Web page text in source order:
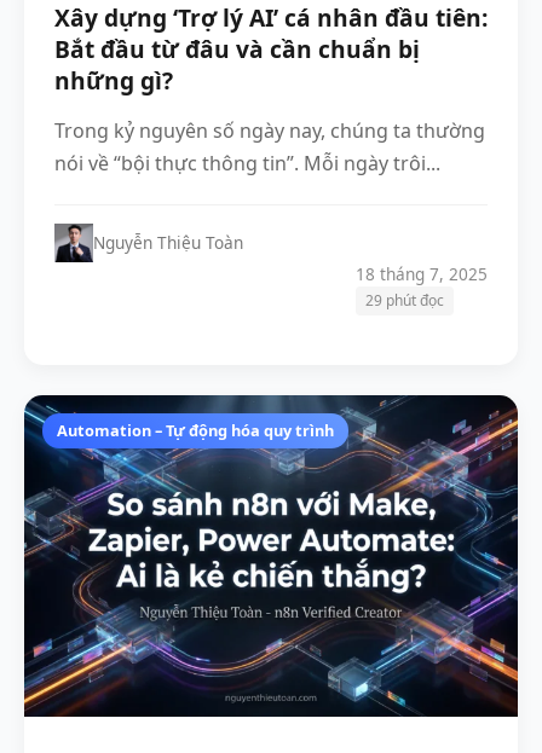
Xây dựng ‘Trợ lý AI’ cá nhân đầu tiên:
Bắt đầu từ đâu và cần chuẩn bị
những gì?
Trong kỷ nguyên số ngày nay, chúng ta thường
nói về “bội thực thông tin”. Mỗi ngày trôi...
Nguyễn Thiệu Toàn
18 tháng 7, 2025
29 phút đọc
Automation – Tự động hóa quy trình